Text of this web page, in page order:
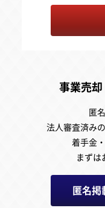
事業売
匿
法人審査済み
着手金
まずは
匿名掲